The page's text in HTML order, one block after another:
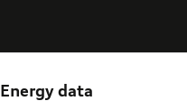
Energy data